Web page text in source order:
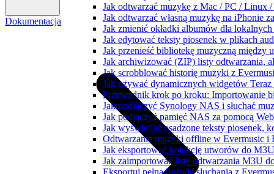
Jak odtwarzać muzykę z Mac / PC /
Jak odtwarzać własną muzykę na iPhonie
Jak zmienić okładki albumów dla
Jak edytować teksty piosenek w plikach
Jak przenieść bibliotekę muzyczną
Jak archiwizować (ZIP) listy odtwarzania,
Jak scrobblować historię muzyki z
Jak używać dynamicznych widgetów
Przewodnik krok po kroku: Importowanie
Jak podłączyć Synology NAS i słuchać
Jak podłączyć pamięć NAS za pomocą
Jak wyświetlać osadzone teksty piosenek,
Odtwarzanie muzyki offline w Evermusic i
Jak eksportować kolekcję utworów do
Jak zaimportować listę odtwarzania M3U
Eksportuj pełną historię słuchania z
Dokumentacja